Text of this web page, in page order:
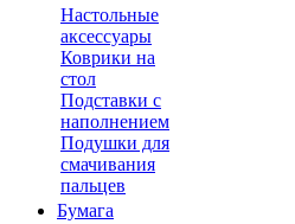
Настольные
аксессуары
Коврики на
стол
Подставки с
наполнением
Подушки для
смачивания
пальцев
Бумага